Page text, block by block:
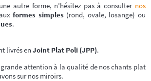
autre forme, n’hésitez pas à consulter nos
formes simples(rond, ovale, losange) ou
.
livrés enJoint Plat Poli (JPP).
attention à la qualité de nos chants plat
sur nos miroirs.